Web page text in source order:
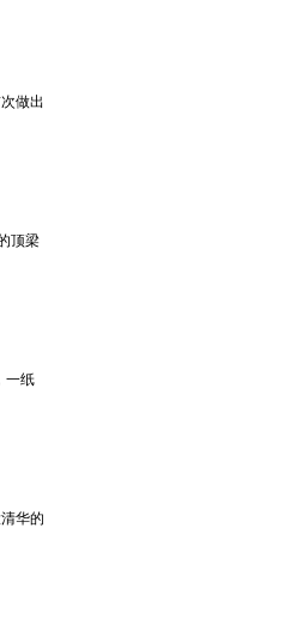
做出
顶梁
一纸
华的